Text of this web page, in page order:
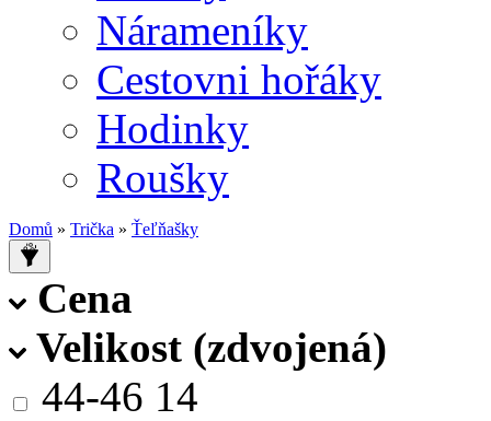
Nárameníky
Cestovni hořáky
Hodinky
Roušky
Domů » Trička » Ťeľňašky
Cena
Velikost (zdvojená)
44-46 14